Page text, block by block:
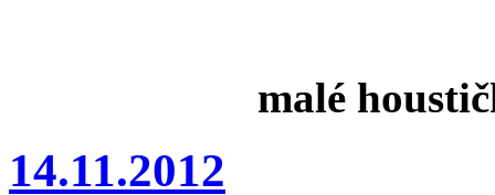
malé
14.11.2012